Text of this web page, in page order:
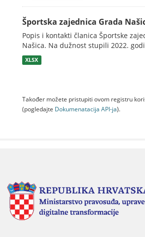
Športska zajednica Grada
Popis i kontakti članica Športske
Našica. Na dužnost stupili 2022.
XLSX
Također možete pristupiti ovom registru
(pogledajte Dokumenаtаcijа API-jа).